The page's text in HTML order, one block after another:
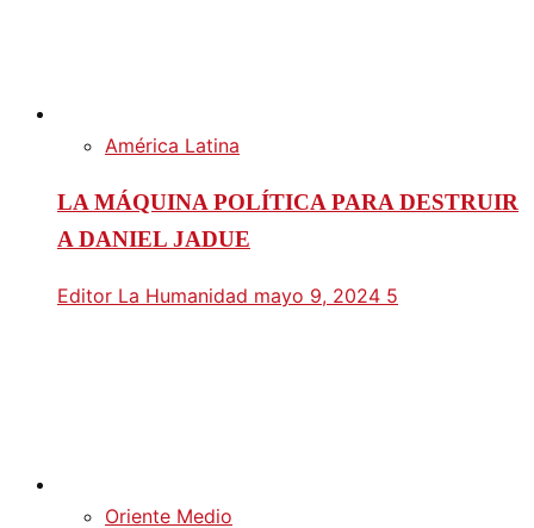
América Latina
LA MÁQUINA POLÍTICA PARA DESTRUIR
A DANIEL JADUE
Editor La Humanidad mayo 9, 2024 5
Oriente Medio